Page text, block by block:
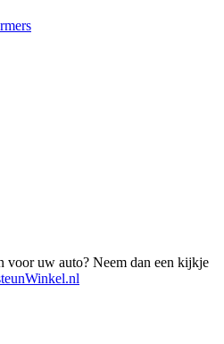
voor uw auto? Neem dan een kijkje